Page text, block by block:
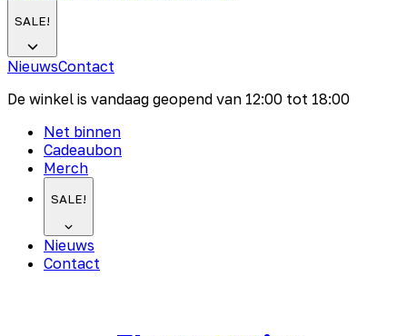
SALE!
NieuwsContact
De winkel is vandaag geopend van 12:00 tot 18:00
Net binnen
Cadeaubon
Merch
SALE!
Nieuws
Contact